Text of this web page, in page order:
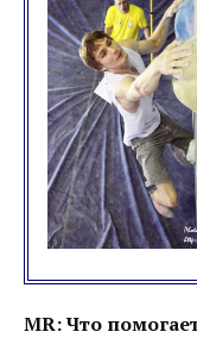
MR: Что